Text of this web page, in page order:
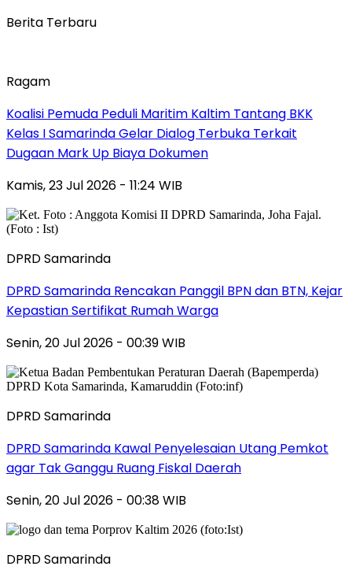
Berita Terbaru
Ragam
Koalisi Pemuda Peduli Maritim Kaltim Tantang BKK
Kelas I Samarinda Gelar Dialog Terbuka Terkait
Dugaan Mark Up Biaya Dokumen
Kamis, 23 Jul 2026 - 11:24 WIB
DPRD Samarinda
DPRD Samarinda Rencakan Panggil BPN dan BTN, Kejar
Kepastian Sertifikat Rumah Warga
Senin, 20 Jul 2026 - 00:39 WIB
DPRD Samarinda
DPRD Samarinda Kawal Penyelesaian Utang Pemkot
agar Tak Ganggu Ruang Fiskal Daerah
Senin, 20 Jul 2026 - 00:38 WIB
DPRD Samarinda